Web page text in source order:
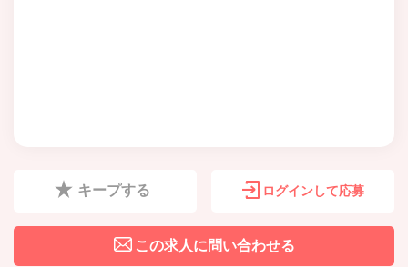
キープする ログインして応募
この求人に問い合わせる